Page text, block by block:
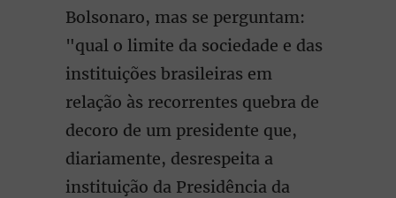
Bolsonaro, mas se perguntam:
"qual o limite da sociedade e das
instituições brasileiras em
relação às recorrentes quebra de
decoro de um presidente que,
diariamente, desrespeita a
instituição da Presidência da